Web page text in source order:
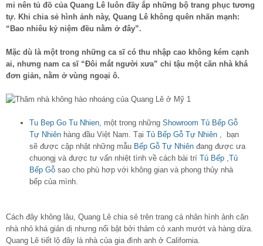
mi nên tủ đồ của Quang Lê luôn đầy ắp những bộ trang phục tương
tự. Khi chia sẻ hình ảnh này, Quang Lê không quên nhấn mạnh:
“Bao nhiêu kỷ niệm đều nằm ở đây”.
Mặc dù là một trong những ca sĩ có thu nhập cao không kém cạnh
ai, nhưng nam ca sĩ “Đôi mắt người xưa” chỉ tậu một căn nhà khá
đơn giản, nằm ở vùng ngoại ô.
Tu Bep Go Tu Nhien, một trong những Showroom Tủ Bếp Gỗ
Tự Nhiên hàng đầu Việt Nam. Tại Tủ Bếp Gỗ Tự Nhiên , bạn
sẽ được cập nhật những mẫu Bếp Gỗ Tự Nhiên đang được ưa
chuongj và được tư vấn nhiệt tình về cách bài trí Tủ Bếp ,Tủ
Bếp Gỗ sao cho phù hơp với không gian và phong thủy nhà
bếp của mình.
Cách đây không lâu, Quang Lê chia sẻ trên trang cá nhân hình ảnh căn
nhà nhỏ khá giản dị nhưng nổi bật bởi thảm cỏ xanh mướt và hàng dừa.
Quang Lê tiết lộ đây là nhà của gia đình anh ở California.